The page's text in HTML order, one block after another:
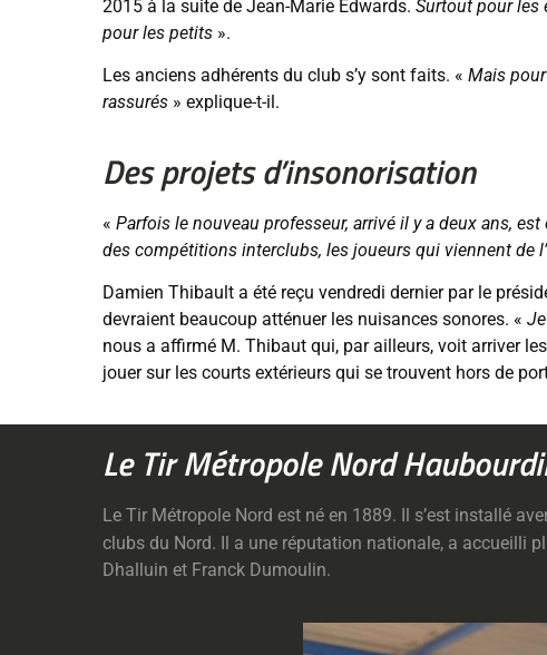
2015 à la suite de Jean-Marie Edwards. Surtout pour les
pour les petits ».
Les anciens adhérents du club s’y sont faits. « Mais
rassurés » explique-t-il.
Des projets d’insonorisation
« Parfois le nouveau professeur, arrivé il y a deux ans,
des compétitions interclubs, les joueurs qui viennent de
Damien Thibault a été reçu vendredi dernier par le
devraient beaucoup atténuer les nuisances sonores. «
nous a affirmé M. Thibaut qui, par ailleurs, voit arriver
jouer sur les courts extérieurs qui se trouvent hors de
Le Tir Métropole Nord
Le Tir Métropole Nord est né en 1889. Il s’est installé
clubs du Nord. Il a une réputation nationale, a accueilli
Dhalluin et Franck Dumoulin.